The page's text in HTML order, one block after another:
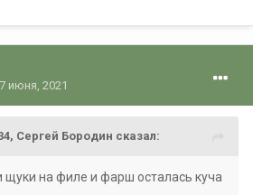
июня, 2021
Сергей Бородин сказал:
щуки на филе и фарш осталась куча